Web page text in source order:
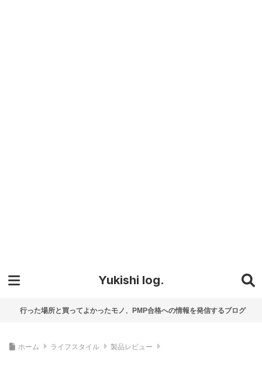
Yukishi log.
行った場所と買ってよかったモノ、PMP合格への情報を発信するブログ
ホーム ライフスタイル 製品レビュー